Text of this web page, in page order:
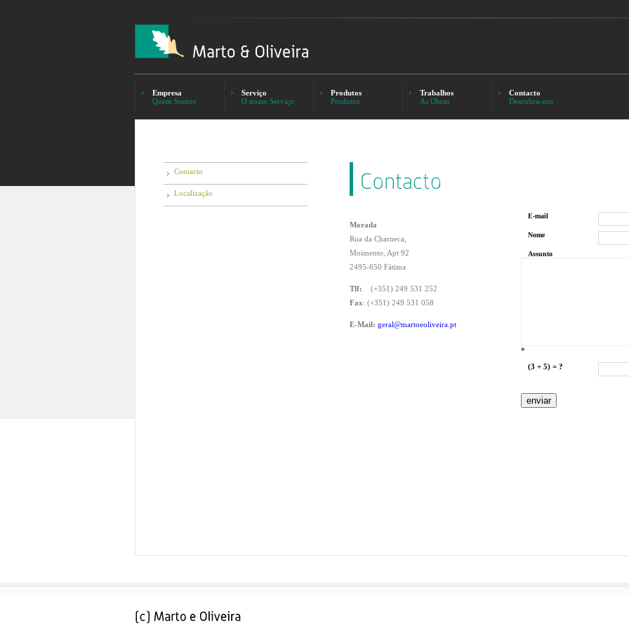
Empresa
Quem Somos
Serviço
O nosso Serviço
Produtos
Produtos
Trabalhos
As Obras
Contacto
Descubra-nos
Contacto
Localização
Morada
Rua da Charneca,
Moimento, Apt 92
2495-650 Fátima
Tlf: (+351) 249 531 252
Fax: (+351) 249 531 058
E-Mail: geral@martoeoliveira.pt
E-mail
Nome
Assunto
*
(3 + 5) = ?